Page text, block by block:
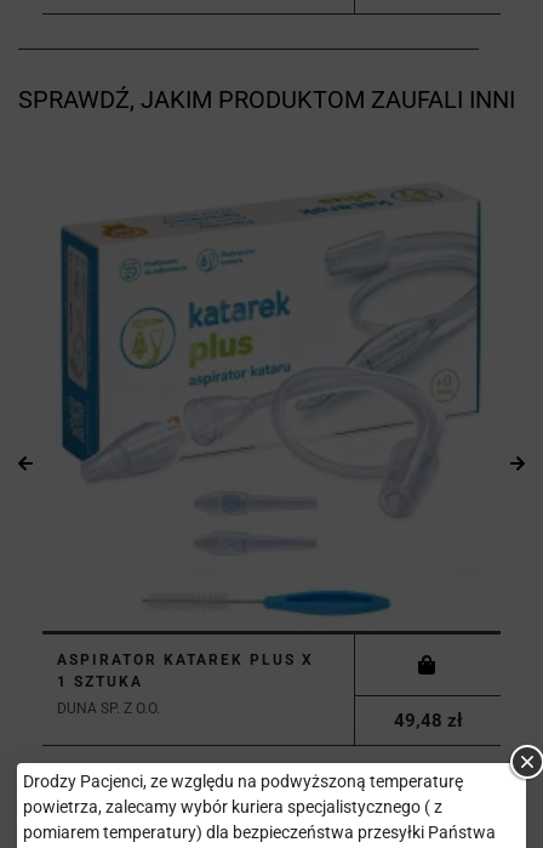
SPRAWDŹ, JAKIM PRODUKTOM ZAUFALI INNI
ASPIRATOR KATAREK PLUS X
1 SZTUKA
DUNA SP. Z O.O.
49,48 zł
Drodzy Pacjenci, ze względu na podwyższoną temperaturę
powietrza, zalecamy wybór kuriera specjalistycznego ( z
pomiarem temperatury) dla bezpieczeństwa przesyłki Państwa